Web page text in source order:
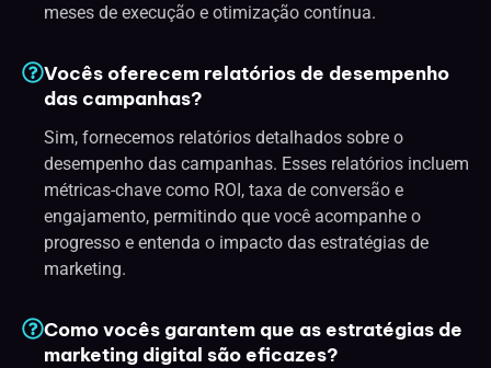
meses de execução e otimização contínua.
Vocês oferecem relatórios de desempenho
das campanhas?
Sim, fornecemos relatórios detalhados sobre o
desempenho das campanhas. Esses relatórios incluem
métricas-chave como ROI, taxa de conversão e
engajamento, permitindo que você acompanhe o
progresso e entenda o impacto das estratégias de
marketing.
Como vocês garantem que as estratégias de
marketing digital são eficazes?